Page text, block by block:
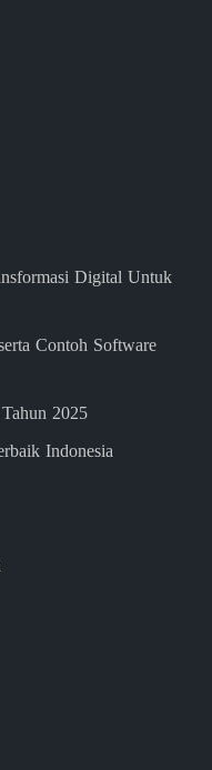
Digital Untuk
Contoh Software
2025
Indonesia